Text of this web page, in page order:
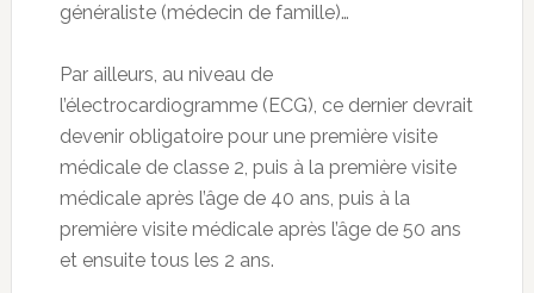
généraliste (médecin de famille)…
Par ailleurs, au niveau de
l’électrocardiogramme (ECG), ce dernier devrait
devenir obligatoire pour une première visite
médicale de classe 2, puis à la première visite
médicale après l’âge de 40 ans, puis à la
première visite médicale après l’âge de 50 ans
et ensuite tous les 2 ans.